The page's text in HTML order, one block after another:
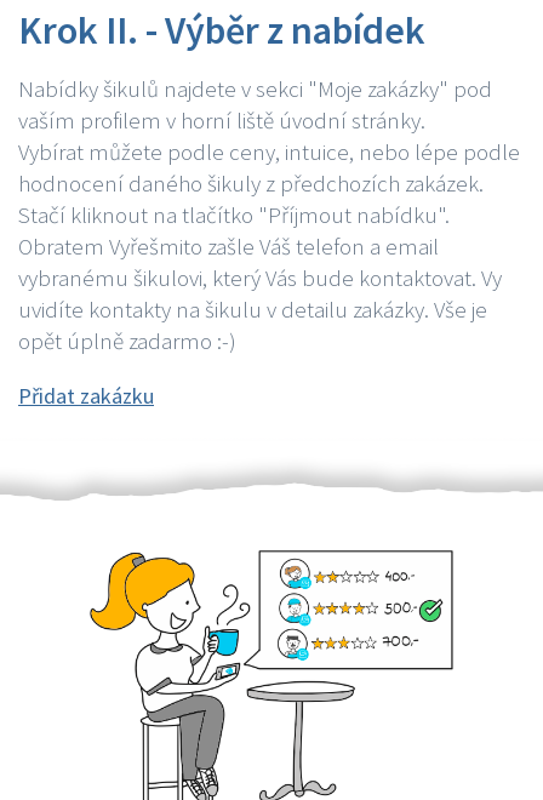
Krok II. - Výběr z nabídek
Nabídky šikulů najdete v sekci "Moje zakázky" pod
vaším profilem v horní liště úvodní stránky.
Vybírat můžete podle ceny, intuice, nebo lépe podle
hodnocení daného šikuly z předchozích zakázek.
Stačí kliknout na tlačítko "Příjmout nabídku".
Obratem Vyřešmito zašle Váš telefon a email
vybranému šikulovi, který Vás bude kontaktovat. Vy
uvidíte kontakty na šikulu v detailu zakázky. Vše je
opět úplně zadarmo :-)
Přidat zakázku